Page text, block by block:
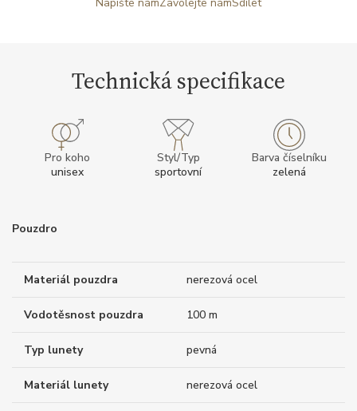
Technická specifikace
Pro koho
unisex
Styl/Typ
sportovní
Barva číselníku
zelená
Pouzdro
Materiál pouzdra nerezová ocel
Vodotěsnost pouzdra 100 m
Typ lunety pevná
Materiál lunety nerezová ocel